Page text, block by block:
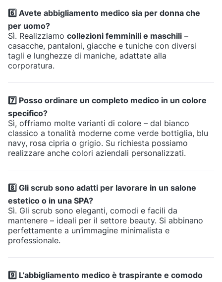
6️⃣ Avete abbigliamento medico sia per donna che
per uomo?
Sì. Realizziamo collezioni femminili e maschili –
casacche, pantaloni, giacche e tuniche con diversi
tagli e lunghezze di maniche, adattate alla
corporatura.
7️⃣ Posso ordinare un completo medico in un colore
specifico?
Sì, offriamo molte varianti di colore – dal bianco
classico a tonalità moderne come verde bottiglia, blu
navy, rosa cipria o grigio. Su richiesta possiamo
realizzare anche colori aziendali personalizzati.
8️⃣ Gli scrub sono adatti per lavorare in un salone
estetico o in una SPA?
Sì. Gli scrub sono eleganti, comodi e facili da
mantenere – ideali per il settore beauty. Si abbinano
perfettamente a un’immagine minimalista e
professionale.
9️⃣ L’abbigliamento medico è traspirante e comodo